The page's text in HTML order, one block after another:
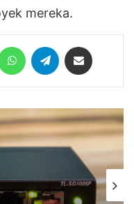
mereka.
WhatsAppTelegram